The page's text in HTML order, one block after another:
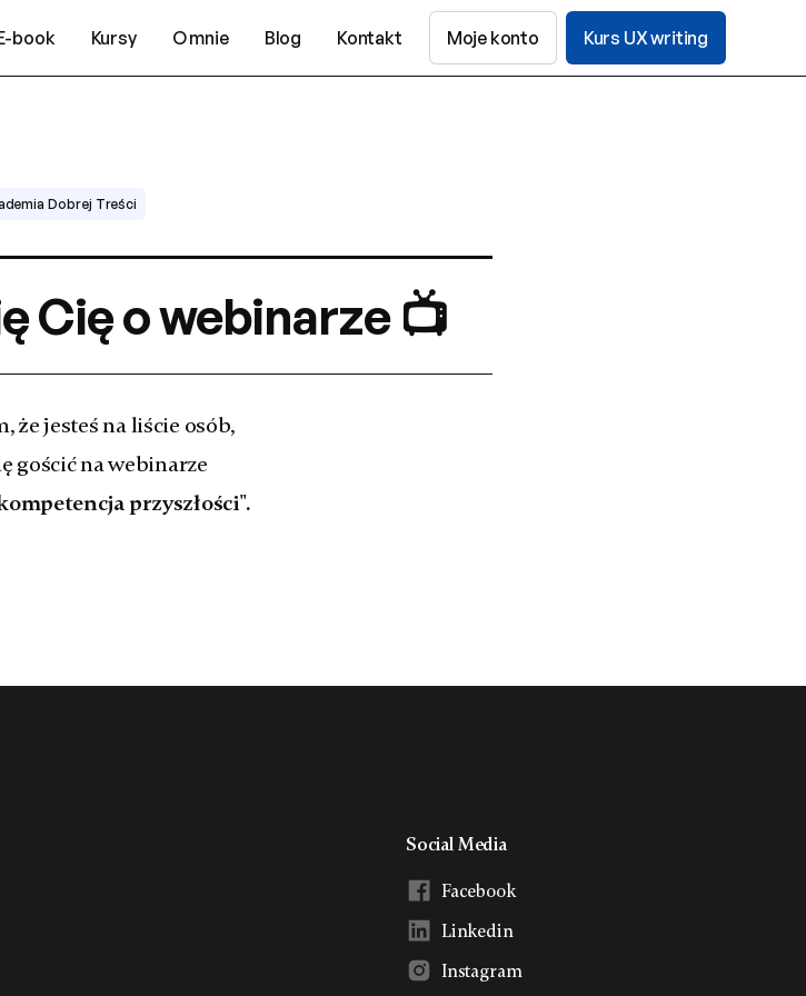
book Kursy O mnie Blog Kontakt Moje konto Kurs UX writing
Dobrej Treści
Cię o webinarze 📺
że jesteś na liście osób,
gościć na webinarze
przyszłości".
Social Media
Facebook
Linkedin
Instagram